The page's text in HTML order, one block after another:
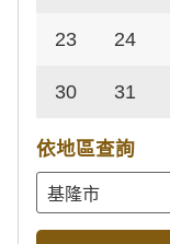
23 24
30 31
依地區查詢